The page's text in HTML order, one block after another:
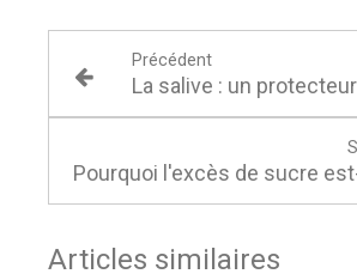
Précédent
Articles similaires